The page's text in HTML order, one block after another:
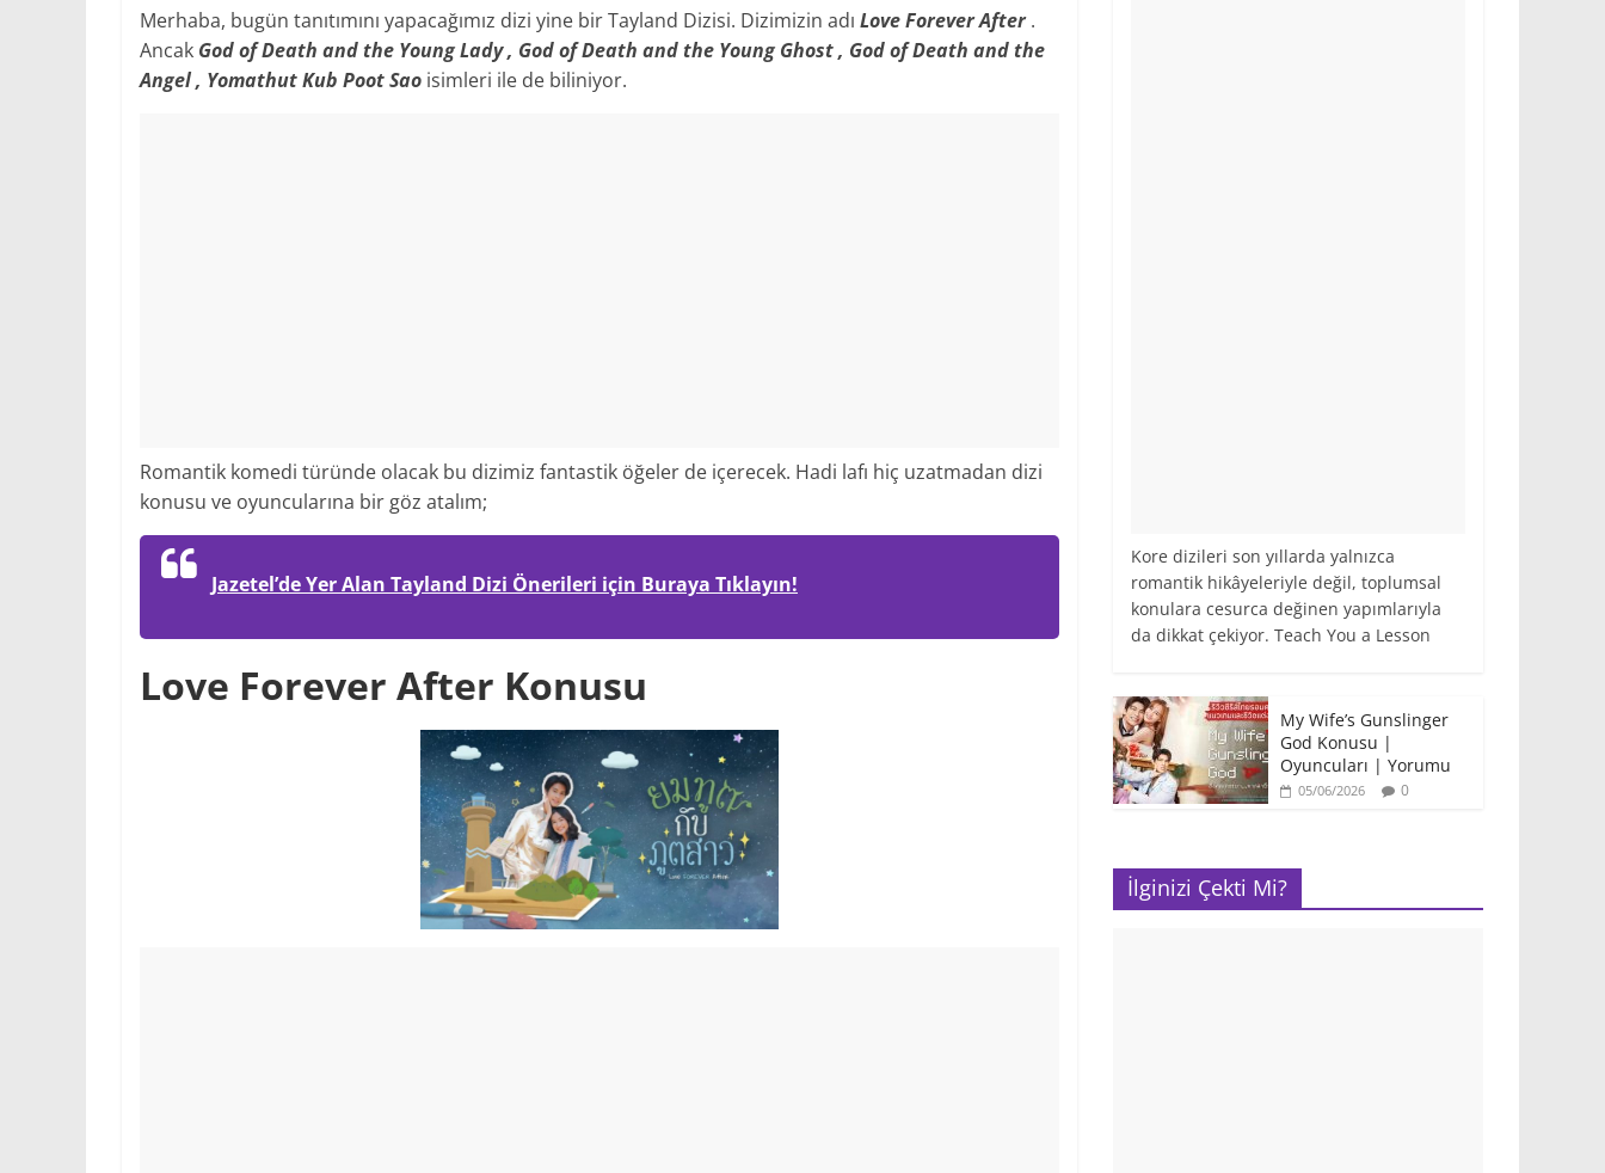
Merhaba, bugün tanıtımını yapacağımız dizi yine bir Tayland Dizisi. Dizimizin adı Love Forever After.
Ancak God of Death and the Young Lady , God of Death and the Young Ghost , God of Death and the
Angel , Yomathut Kub Poot Sao isimleri ile de biliniyor.
Romantik komedi türünde olacak bu dizimiz fantastik öğeler de içerecek. Hadi lafı hiç uzatmadan dizi
konusu ve oyuncularına bir göz atalım;
Jazetel’de Yer Alan Tayland Dizi Önerileri için Buraya Tıklayın!
Love Forever After Konusu
Kore dizileri son yıllarda yalnızca
romantik hikâyeleriyle değil, toplumsal
konulara cesurca değinen yapımlarıyla
da dikkat çekiyor. Teach You a Lesson
My Wife’s Gunslinger
God Konusu |
Oyuncuları | Yorumu
05/06/2026 0
İlginizi Çekti Mi?